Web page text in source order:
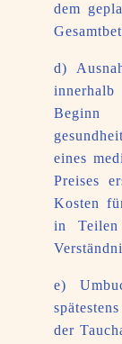
dem
d)
eines
Preises
Kosten
in
e)
der